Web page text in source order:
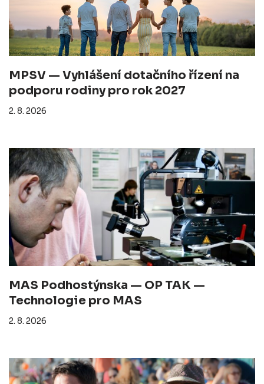
MPSV — Vyhlášení dotačního řízení na
podporu rodiny pro rok 2027
2. 8. 2026
MAS Podhostýnska — OP TAK —
Technologie pro MAS
2. 8. 2026